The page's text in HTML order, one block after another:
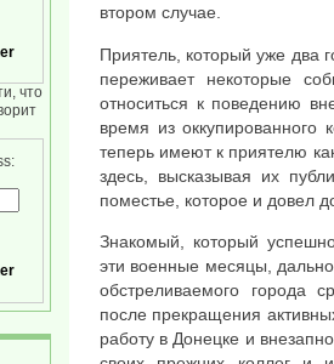
втором случае.
Приятель, который уже два
переживает некоторые
относиться к поведению
время из
теперь имеют к приятелю
здесь, высказывая их
поместье, которое и довел
Знакомый, который
эти военные месяцы,
обстреливаемого города
после прекращения
работу в Донецке и
что